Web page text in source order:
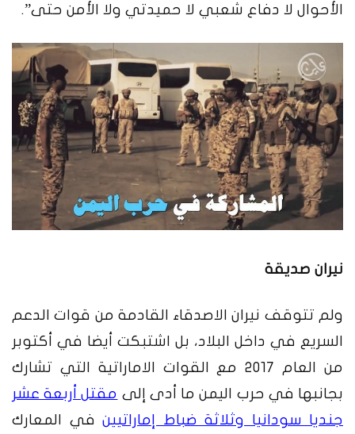
الأحوال لا دفاع شعبي لا حميدتي ولا الأمن حتى”.
نيران صديقة
ولم تتوقف نيران الاصدقاء القادمة من قوات الدعم
السريع في داخل البلاد، بل اشتبكت أيضا في أكتوبر
من العام 2017 مع القوات الاماراتية التي تشارك
بجانبها في حرب اليمن ما أدى إلى مقتل أربعة عشر
جنديا سودانيا وثلاثة ضباط إماراتيين في المعارك